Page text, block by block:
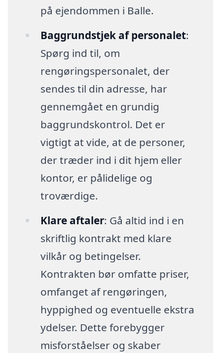
på ejendommen i Balle.
Baggrundstjek af personalet:
Spørg ind til, om
rengøringspersonalet, der
sendes til din adresse, har
gennemgået en grundig
baggrundskontrol. Det er
vigtigt at vide, at de personer,
der træder ind i dit hjem eller
kontor, er pålidelige og
troværdige.
Klare aftaler: Gå altid ind i en
skriftlig kontrakt med klare
vilkår og betingelser.
Kontrakten bør omfatte priser,
omfanget af rengøringen,
hyppighed og eventuelle ekstra
ydelser. Dette forebygger
misforståelser og skaber